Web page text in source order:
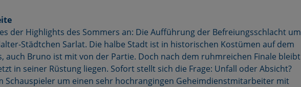
der Highlights des Sommers an: Die Aufführung der Befreiungsschlacht um
Städtchen Sarlat. Die halbe Stadt ist in historischen Kostümen auf dem
auch Bruno ist mit von der Partie. Doch nach dem ruhmreichen Finale bleibt
in seiner Rüstung liegen. Sofort stellt sich die Frage: Unfall oder Absicht?
Schauspieler um einen sehr hochrangingen Geheimdienstmitarbeiter mit